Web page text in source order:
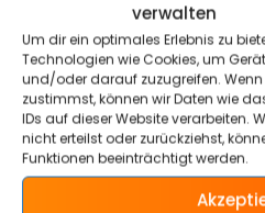
verwalten
Um dir ein optimales Erlebnis zu
Technologien wie Cookies, um
und/oder darauf zuzugreifen.
zustimmst, können wir Daten wie
IDs auf dieser Website verarbeiten.
nicht erteilst oder zurückziehst,
Funktionen beeinträchtigt werden.
Technorama
Kategorien